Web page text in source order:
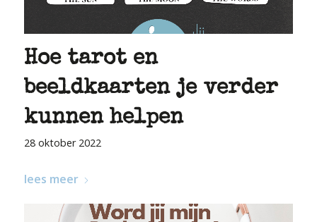
Hoe tarot en
beeldkaarten je verder
kunnen helpen
28 oktober 2022
lees meer